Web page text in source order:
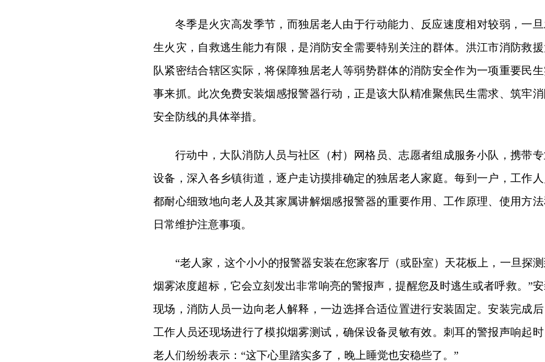
冬季是火灾高发季节，而独居老人由于行动能力、反应速度相对较弱，一
生火灾，自救逃生能力有限，是消防安全需要特别关注的群体。洪江市消防救
队紧密结合辖区实际，将保障独居老人等弱势群体的消防安全作为一项重要民
事来抓。此次免费安装烟感报警器行动，正是该大队精准聚焦民生需求、筑牢
安全防线的具体举措。
行动中，大队消防人员与社区（村）网格员、志愿者组成服务小队，携带
设备，深入各乡镇街道，逐户走访摸排确定的独居老人家庭。每到一户，工作人
都耐心细致地向老人及其家属讲解烟感报警器的重要作用、工作原理、使用方
日常维护注意事项。
“老人家，这个小小的报警器安装在您家客厅（或卧室）天花板上，一旦探测
烟雾浓度超标，它会立刻发出非常响亮的警报声，提醒您及时逃生或者呼救。”
现场，消防人员一边向老人解释，一边选择合适位置进行安装固定。安装完成后
工作人员还现场进行了模拟烟雾测试，确保设备灵敏有效。刺耳的警报声响起时
老人们纷纷表示：“这下心里踏实多了，晚上睡觉也安稳些了。”